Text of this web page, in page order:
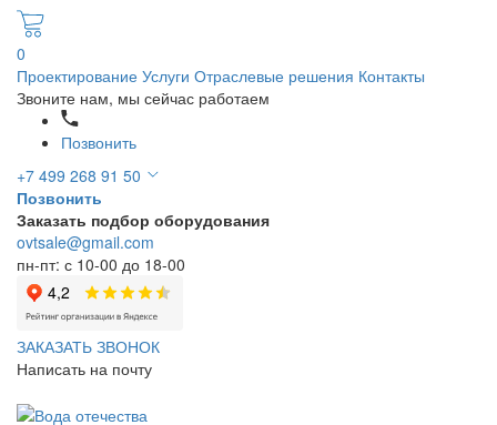
0
Проектирование Услуги Отраслевые решения Контакты
Звоните нам, мы сейчас работаем
Позвонить
+7 499 268 91 50
Позвонить
Заказать подбор оборудования
ovtsale@gmail.com
пн-пт: с 10-00 до 18-00
ЗАКАЗАТЬ ЗВОНОК
Написать на почту